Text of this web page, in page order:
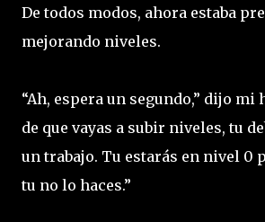
De todos modos, ahora estaba
mejorando niveles.
“Ah, espera un segundo,” dijo mi
de que vayas a subir niveles, tu
un trabajo. Tu estarás en nivel 0
tu no lo haces.”